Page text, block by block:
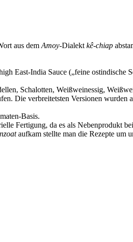
aus dem Amoy-Dialekt kê-chiap
East-India Sauce („feine ostindische
Schalotten, Weißweinessig,
Die verbreitetsten Versionen wurden
Basis.
Fertigung, da es als Nebenprodukt
aufkam stellte man die Rezepte um